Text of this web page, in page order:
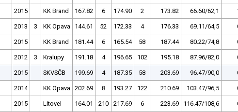
2015 KK Brand 167.82 6 174.90 2 173.82 66.60/62,1
2013 3 KK Opava 144.61 52 172.33 4 176.33 69.11/64,5
2015 KK Brand 181.44 6 165.54 58 187.44 80.22/74,8
2012 3 Kralupy 191.18 4 196.65 102 195.18 87.96/82,0
2015 SKVSČB 199.69 4 187.35 58 203.69 96.47/90,0
2014 KK Opava 202.69 8 193.27 122 210.69 103.47/96,5
2015 Litovel 164.01 210 217.69 6 223.69 116.47/108,6